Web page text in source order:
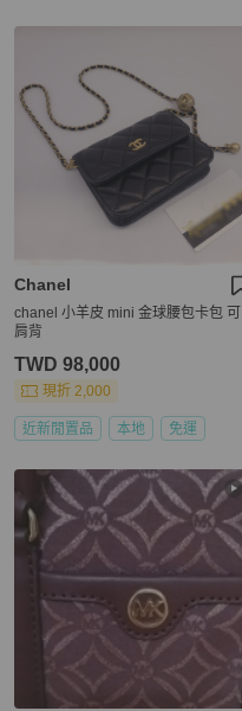
Chanel
chanel 小羊皮 mini 金球腰包卡包 可
肩背
TWD 98,000
現折 2,000
近新閒置品 本地 免運